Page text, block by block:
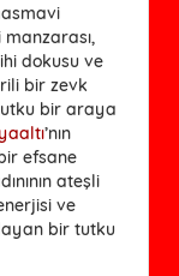
manzarası,
dokusu ve
bir zevk
bir araya
’nın
efsane
ateşli
ve
bir tutku